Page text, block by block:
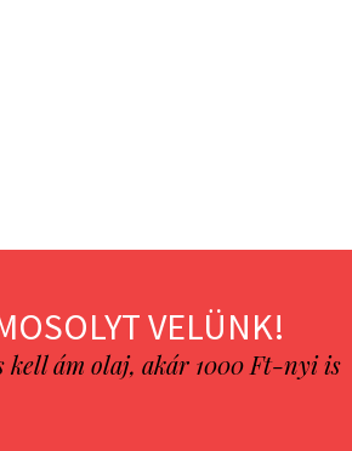
VELÜNK!
kell ám olaj, akár 1000 Ft-nyi is